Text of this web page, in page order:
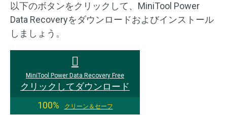
以下のボタンをクリックして、MiniTool Power
Data Recoveryをダウンロードおよびインストール
しましょう。
MiniTool Power Data Recovery Free
クリックしてダウンロード
100%
クリーン＆セーフ